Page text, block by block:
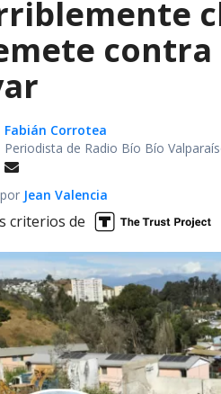
contra
Fabián Corrotea
Periodista de Radio Bío Bío
Jean Valencia
criterios de